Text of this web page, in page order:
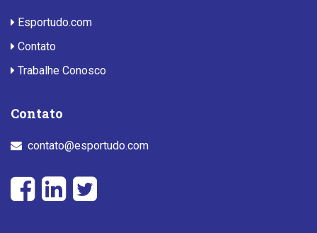
Esportudo.com
Contato
Trabalhe Conosco
Contato
contato@esportudo.com